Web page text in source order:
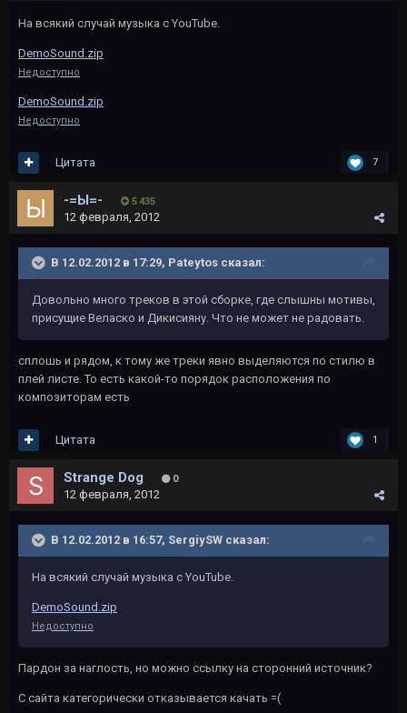
На всякий случай музыка с YouTube.
DemoSound.zip
Недоступно
DemoSound.zip
Недоступно
7
Цитата
-=Ы=- 5 435
12 февраля, 2012
В 12.02.2012 в 17:29, Pateytos сказал:
Довольно много треков в этой сборке, где слышны мотивы,
присущие Веласко и Дикисияну. Что не может не радовать.
сплошь и рядом, к тому же треки явно выделяются по стилю в
плей листе. То есть какой-то порядок расположения по
композиторам есть
1
Цитата
Strange Dog 0
12 февраля, 2012
В 12.02.2012 в 16:57, SergiySW сказал:
На всякий случай музыка с YouTube.
DemoSound.zip
Недоступно
Пардон за наглость, но можно ссылку на сторонний источник?
С сайта категорически отказывается качать =(